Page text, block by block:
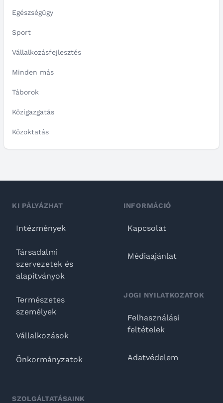
Egészségügy
Sport
Vállalkozásfejlesztés
Minden más
Táborok
Közigazgatás
Közoktatás
KI PÁLYÁZHAT
Intézmények
Társadalmi
szervezetek és
alapítványok
Természetes
személyek
Vállalkozások
Önkormányzatok
SZOLGÁLTATÁSAINK
INFORMÁCIÓ
Kapcsolat
Médiaajánlat
JOGI NYILATKOZATOK
Felhasználási
feltételek
Adatvédelem